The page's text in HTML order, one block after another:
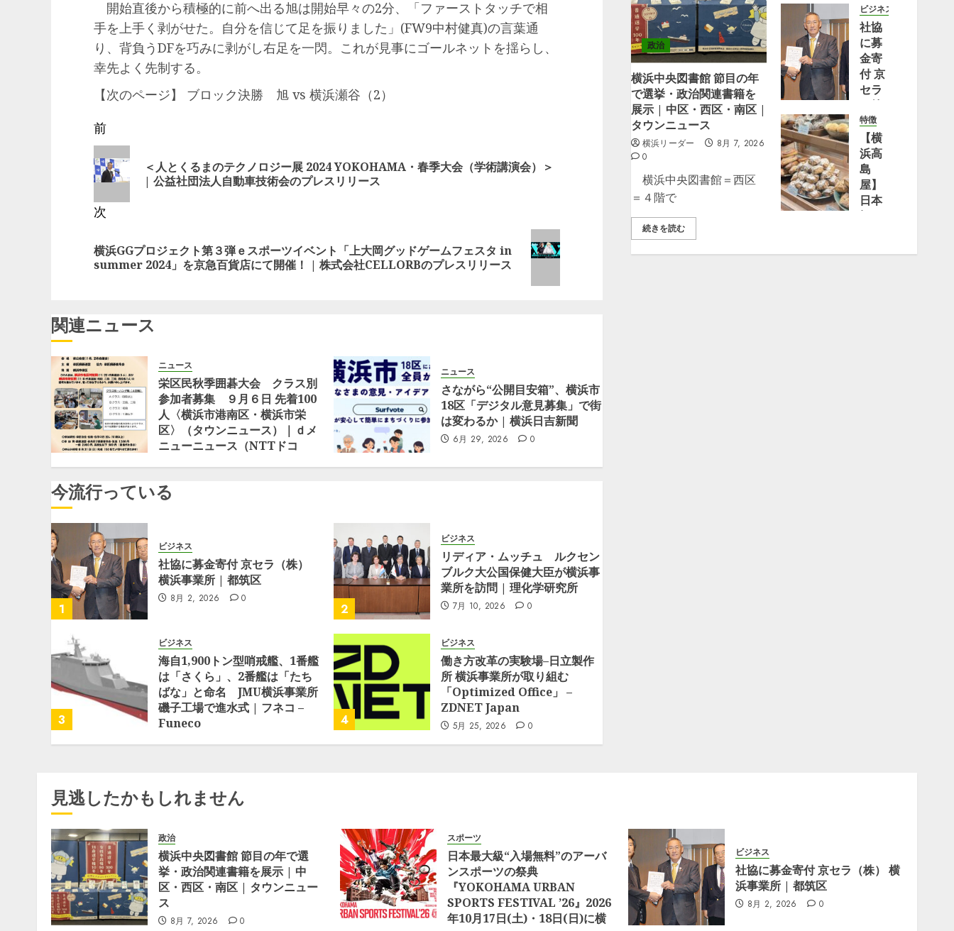
開始直後から積極的に前へ出る旭は開始早々の2分、「ファーストタッチで相
手を上手く剥がせた。自分を信じて足を振りました」(FW9中村健真)の言葉通
り、背負うDFを巧みに剥がし右足を一閃。これが見事にゴールネットを揺らし、
幸先よく先制する。
【次のページ】 ブロック決勝 旭 vs 横浜瀬谷（2）
投
稿
ナ
ビ
ゲ
ー
ョ
ン
前
前
の
稿:
＜人とくるまのテクノロジー展 2024 YOKOHAMA・春季大会（学術講演会）＞
| 公益社団法人自動車技術会のプレスリリース
次
の
横浜GGプロジェクト第３弾ｅスポーツイベント「上大岡グッドゲームフェスタ in
summer 2024」を京急百貨店にて開催！ | 株式会社CELLORBのプレスリリース
関連ニュース
ニュース
栄区民秋季囲碁大会 クラス別
参加者募集 ９月６日 先着100
人〈横浜市港南区・横浜市栄
区〉（タウンニュース）｜ｄメ
ニューニュース（NTTドコ
ニュース
さながら“公開目安箱”、横浜市
18区「デジタル意見募集」で街
は変わるか | 横浜日吉新聞
6月 29, 2026 0
今流行っている
1
ビジネス
社協に募金寄付 京セラ（株）
横浜事業所 | 都筑区
8月 2, 2026 0
2
ビジネス
リディア・ムッチュ ルクセン
ブルク大公国保健大臣が横浜事
業所を訪問 | 理化学研究所
7月 10, 2026 0
3
ビジネス
海自1,900トン型哨戒艦、1番艦
は「さくら」、2番艦は「たち
ばな」と命名 JMU横浜事業所
磯子工場で進水式 | フネコ –
Funeco
6月 17, 2026 0
4
ビジネス
働き方改革の実験場–日立製作
所 横浜事業所が取り組む
「Optimized Office」 –
ZDNET Japan
5月 25, 2026 0
政治
横浜中央図書館 節目の年
で選挙・政治関連書籍を
展示 | 中区・西区・南区 |
タウンニュース
横浜リーダー
8月 7, 2026
0
横浜中央図書館＝西区
＝４階で
続きを読む
バン
スポ
ーツ
の祭
典
『YOKOHAMA
URBAN
SPORTS
FESTIVAL
’26』
2026
年10
月17
日
ビジネス
社協
に募
金寄
付 京
セラ
（株）
横浜
事業
所 |
都筑
区
8月 2,
特徴
【横
浜高
島
屋】
日本
橋の
見逃したかもしれません
政治
横浜中央図書館 節目の年で選
挙・政治関連書籍を展示 | 中
区・西区・南区 | タウンニュー
ス
8月 7, 2026 0
スポーツ
日本最大級“入場無料”のアーバ
ンスポーツの祭典
『YOKOHAMA URBAN
SPORTS FESTIVAL ’26』2026
年10月17日(土)・18日(日)に横
ビジネス
社協に募金寄付 京セラ（株） 横
浜事業所 | 都筑区
8月 2, 2026 0